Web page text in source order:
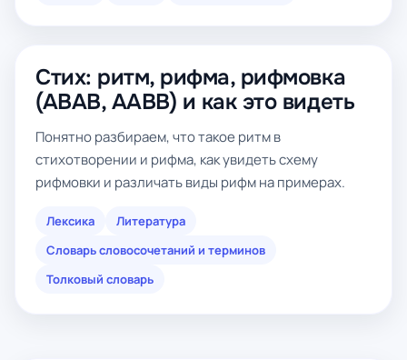
Стих: ритм, рифма, рифмовка
(ABAB, AABB) и как это видеть
Понятно разбираем, что такое ритм в
стихотворении и рифма, как увидеть схему
рифмовки и различать виды рифм на примерах.
Лексика
Литература
Словарь словосочетаний и терминов
Толковый словарь